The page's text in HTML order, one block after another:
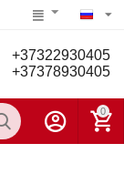
+37322930405
+37378930405
0